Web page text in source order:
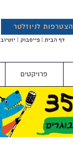
הצטרפות לניוזלטר
דף הבית פייסבוק יוטיוב
פרויקטים